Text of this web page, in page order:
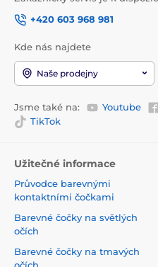
+420 603 968 981
Kde nás najdete
Naše prodejny
Jsme také na: Youtube
TikTok
Užitečné informace
Průvodce barevnými
kontaktními čočkami
Barevné čočky na světlých
očích
Barevné čočky na tmavých